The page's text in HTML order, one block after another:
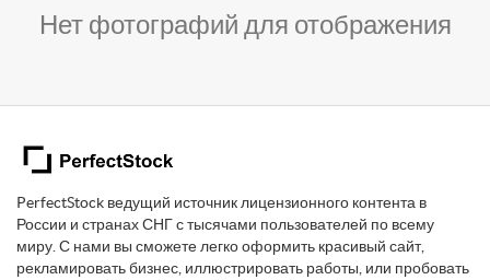
Нет фотографий для отображения
PerfectStock ведущий источник лицензионного контента в
России и странах СНГ с тысячами пользователей по всему
миру. С нами вы сможете легко оформить красивый сайт,
рекламировать бизнес, иллюстрировать работы, или пробовать